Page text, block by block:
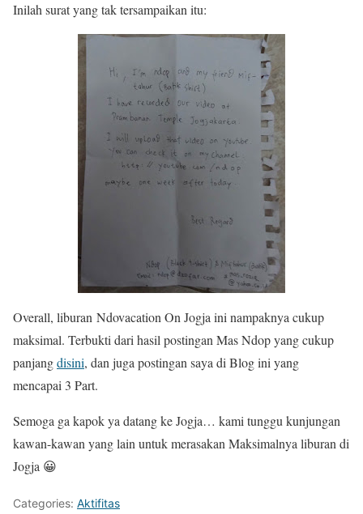
Inilah surat yang tak tersampaikan itu:
Overall, liburan Ndovacation On Jogja ini nampaknya cukup
maksimal. Terbukti dari hasil postingan Mas Ndop yang cukup
panjangdisini, dan juga postingan saya di Blog ini yang
mencapai 3 Part.
Semoga ga kapok ya datang ke Jogja… kami tunggu kunjungan
kawan-kawan yang lain untuk merasakan Maksimalnya liburan di
Jogja 😀
Categories: Aktifitas